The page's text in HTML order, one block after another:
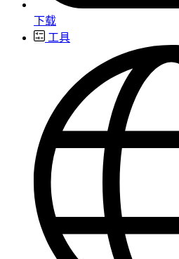
下载
工具